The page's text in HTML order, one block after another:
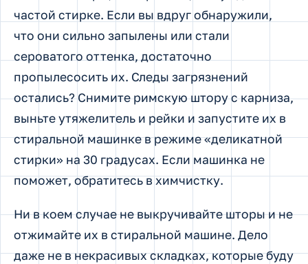
частой стирке. Если вы вдруг обнаружили,
что они сильно запылены или стали
сероватого оттенка, достаточно
пропылесосить их. Следы загрязнений
остались? Снимите римскую штору с карниза,
выньте утяжелитель и рейки и запустите их в
стиральной машинке в режиме «деликатной
стирки» на 30 градусах. Если машинка не
поможет, обратитесь в химчистку.
Ни в коем случае не выкручивайте шторы и не
отжимайте их в стиральной машине. Дело
даже не в некрасивых складках, которые буду